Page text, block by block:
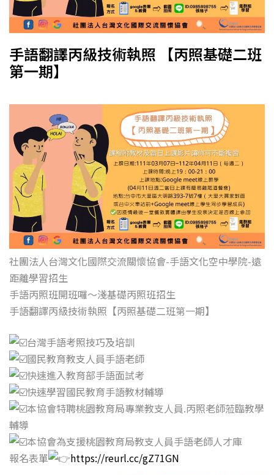
手語翻譯丙級技術執照 【丙照基礎二班
第一期】
社團法人台灣文化國際交流關懷協會-手語文化空中學院-遠
距離學習招生
手語丙照班開班囉～淺基礎丙照班招生
手語翻譯丙級技術執照 【丙照基礎二班第一期】
台灣手語考照技巧及培訓
國民教育教支人員手語老師
快速進入教育部手語面試考
快速學習國民教育手語教材輔導
本協會特聘桃園教育局專業教支人員.丙照老師蒞臨教學
輔導
本協會為支援桃園教育局教支人員手語老師人才庫
報名表單
https://reurl.cc/gZ71GN